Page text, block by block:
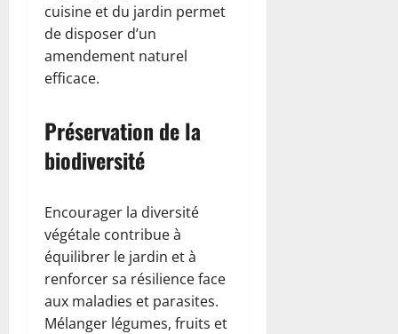
cuisine et du jardin permet
de disposer d’un
amendement naturel
efficace.
Préservation de la
biodiversité
Encourager la diversité
végétale contribue à
équilibrer le jardin et à
renforcer sa résilience face
aux maladies et parasites.
Mélanger légumes, fruits et